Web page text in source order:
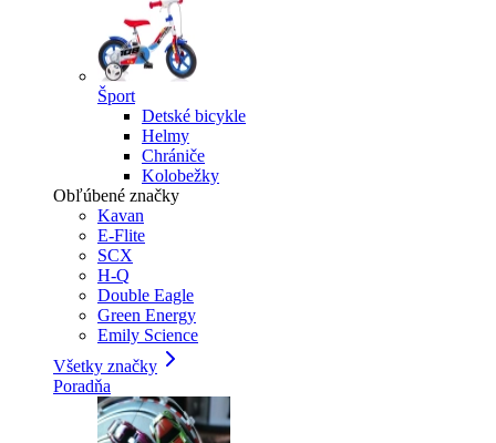
Šport
Detské bicykle
Helmy
Chrániče
Kolobežky
Obľúbené značky
Kavan
E-Flite
SCX
H-Q
Double Eagle
Green Energy
Emily Science
Všetky značky
Poradňa